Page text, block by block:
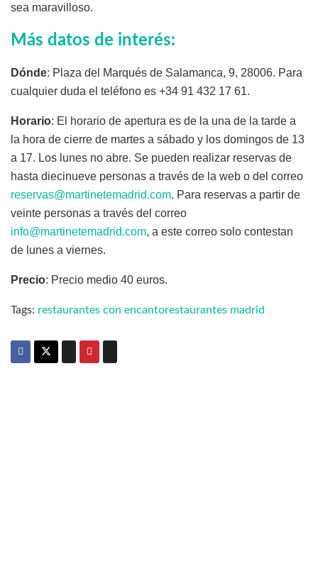
sea maravilloso.
Más datos de interés:
Dónde: Plaza del Marqués de Salamanca, 9, 28006. Para
cualquier duda el teléfono es +34 91 432 17 61.
Horario: El horario de apertura es de la una de la tarde a
la hora de cierre de martes a sábado y los domingos de 13
a 17. Los lunes no abre. Se pueden realizar reservas de
hasta diecinueve personas a través de la web o del correo
reservas@martinetemadrid.com. Para reservas a partir de
veinte personas a través del correo
info@martinetemadrid.com, a este correo solo contestan
de lunes a viernes.
Precio: Precio medio 40 euros.
Tags: restaurantes con encantorestaurantes madrid